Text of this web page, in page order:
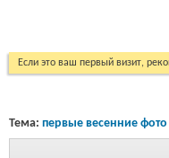
Если это ваш первый визит,
Тема: первые весенние фото